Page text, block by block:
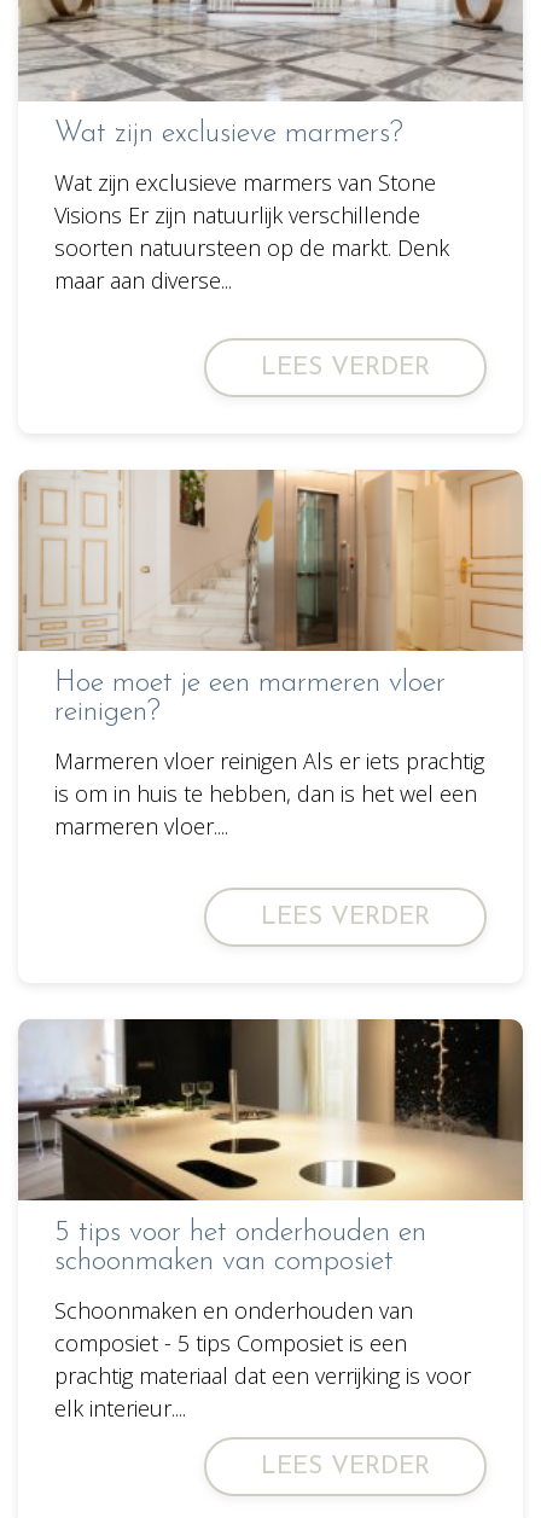
Wat zijn exclusieve marmers?
Wat zijn exclusieve marmers van Stone
Visions Er zijn natuurlijk verschillende
soorten natuursteen op de markt. Denk
maar aan diverse...
LEES VERDER
Hoe moet je een marmeren vloer
reinigen?
Marmeren vloer reinigen Als er iets prachtig
is om in huis te hebben, dan is het wel een
marmeren vloer....
LEES VERDER
5 tips voor het onderhouden en
schoonmaken van composiet
Schoonmaken en onderhouden van
composiet - 5 tips Composiet is een
prachtig materiaal dat een verrijking is voor
elk interieur....
LEES VERDER